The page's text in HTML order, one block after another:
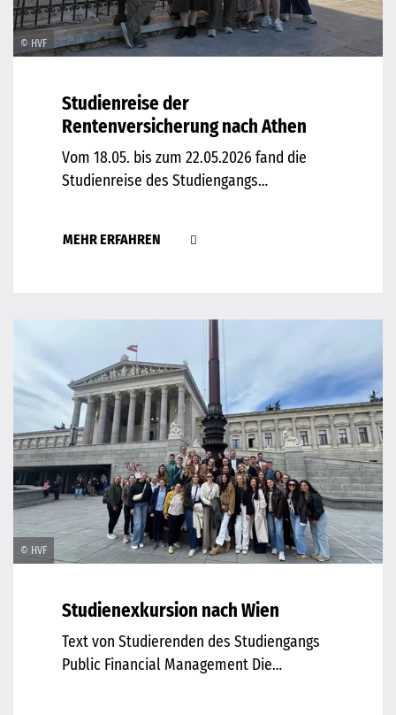
© HVF
Studienreise der
Rentenversicherung nach Athen
Vom 18.05. bis zum 22.05.2026 fand die
Studienreise des Studiengangs…
MEHR ERFAHREN
© HVF
Studienexkursion nach Wien
Text von Studierenden des Studiengangs
Public Financial Management Die…